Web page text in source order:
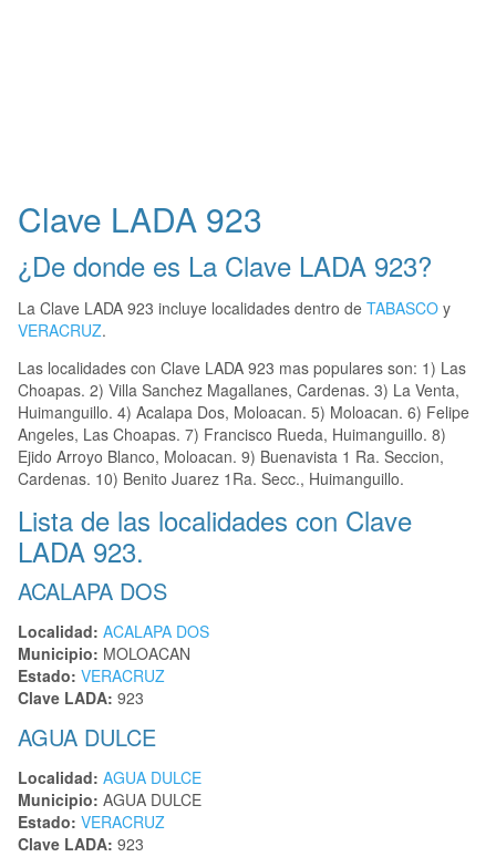
Clave LADA 923
¿De donde es La Clave LADA 923?
La Clave LADA 923 incluye localidades dentro de TABASCO y
VERACRUZ.
Las localidades con Clave LADA 923 mas populares son: 1) Las
Choapas. 2) Villa Sanchez Magallanes, Cardenas. 3) La Venta,
Huimanguillo. 4) Acalapa Dos, Moloacan. 5) Moloacan. 6) Felipe
Angeles, Las Choapas. 7) Francisco Rueda, Huimanguillo. 8)
Ejido Arroyo Blanco, Moloacan. 9) Buenavista 1 Ra. Seccion,
Cardenas. 10) Benito Juarez 1Ra. Secc., Huimanguillo.
Lista de las localidades con Clave
LADA 923.
ACALAPA DOS
Localidad: ACALAPA DOS
Municipio: MOLOACAN
Estado: VERACRUZ
Clave LADA: 923
AGUA DULCE
Localidad: AGUA DULCE
Municipio: AGUA DULCE
Estado: VERACRUZ
Clave LADA: 923